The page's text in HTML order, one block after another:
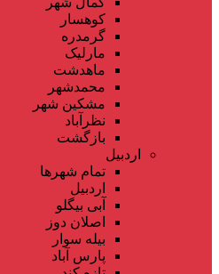
کوهسار
گرمدره
مارلیک
ماهدشت
محمدشهر
مشکین شهر
نظرآباد
بازگشت
اردبیل
تمام شهر‌ها
اردبیل
آبی بیگلو
اصلان دوز
بیله سوار
پارس آباد